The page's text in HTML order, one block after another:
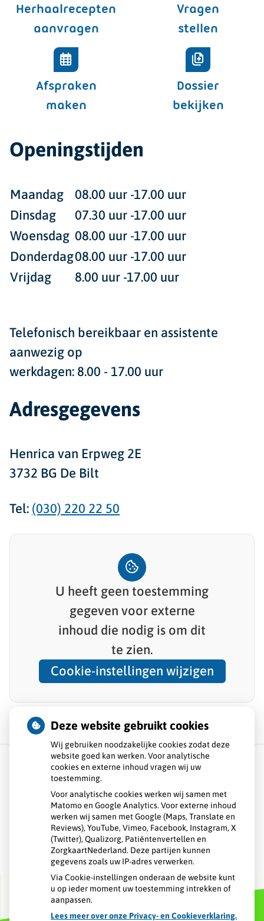
Herhaalrecepten
aanvragen
Vragen
stellen
Afspraken
maken
Dossier
bekijken
Openingstijden
Maandag
08.00 uur -17.00 uur
Dinsdag
07.30 uur -17.00 uur
Woensdag 08.00 uur -17.00 uur
Donderdag08.00 uur -17.00 uur
Vrijdag
8.00 uur -17.00 uur
Telefonisch bereikbaar en assistente
aanwezig op
werkdagen: 8.00 - 17.00 uur
Adresgegevens
Henrica van Erpweg 2E
3732 BG De Bilt
Tel: (030) 220 22 50
U heeft geen toestemming
gegeven voor externe
inhoud die nodig is om dit
te zien.
Cookie-instellingen wijzigen
Over ons
Openingstijden
Veelgestelde vragen
Contact
Deze website gebruikt cookies
Wij gebruiken noodzakelijke cookies zodat deze
website goed kan werken. Voor analytische
cookies en externe inhoud vragen wij uw
toestemming.
Voor analytische cookies werken wij samen met
Matomo en Google Analytics. Voor externe inhoud
werken wij samen met Google (Maps, Translate en
Reviews), YouTube, Vimeo, Facebook, Instagram, X
(Twitter), Qualizorg, Patiëntenvertellen en
ZorgkaartNederland. Deze partijen kunnen
gegevens zoals uw IP-adres verwerken.
Via Cookie-instellingen onderaan de website kunt
u op ieder moment uw toestemming intrekken of
aanpassen.
Lees meer over onze Privacy- en Cookieverklaring.